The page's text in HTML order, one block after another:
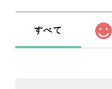
すべて